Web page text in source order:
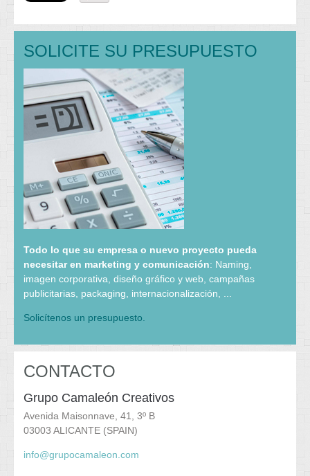
SOLICITE SU PRESUPUESTO
Todo lo que su empresa o nuevo proyecto pueda
necesitar en marketing y comunicación: Naming,
imagen corporativa, diseño gráfico y web, campañas
publicitarias, packaging, internacionalización, ...
Solicítenos un presupuesto.
CONTACTO
Grupo Camaleón Creativos
Avenida Maisonnave, 41, 3º B
03003 ALICANTE (SPAIN)
info@grupocamaleon.com